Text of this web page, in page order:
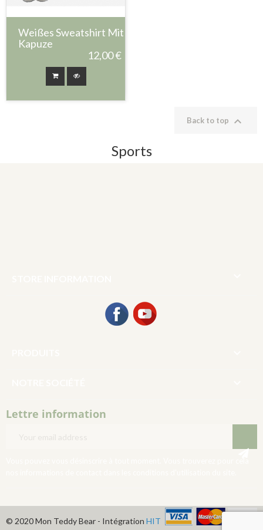
Weißes Sweatshirt Mit
Kapuze
12,00 €
Back to top 
Sports
Facebook
Lettre information
© 2020 Mon Teddy Bear - Intégration HIT